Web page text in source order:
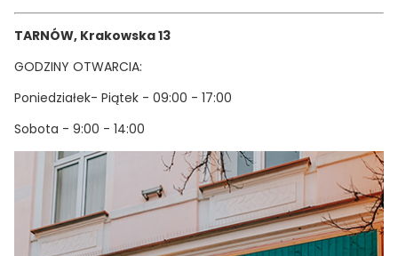
TARNÓW, Krakowska 13
GODZINY OTWARCIA:
Poniedziałek- Piątek - 09:00 - 17:00
Sobota - 9:00 - 14:00